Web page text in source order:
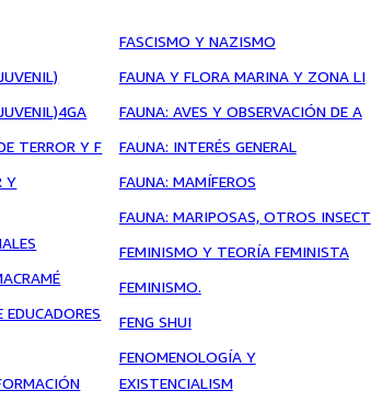
TERROR Y F
Y
FASCISMO Y NAZISMO
FAUNA Y FLORA MARINA Y ZONA LI
FAUNA: AVES Y OBSERVACIÓN DE A
FAUNA: INTERÉS GENERAL
FAUNA: MAMÍFEROS
FAUNA: MARIPOSAS, OTROS INSECT
FEMINISMO Y TEORÍA FEMINISTA
FEMINISMO.
FENG SHUI
FENOMENOLOGÍA Y
EXISTENCIALISM